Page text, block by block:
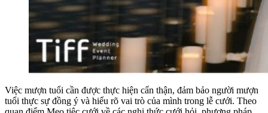
Việc mượn tuổi cần được thực hiện cẩn thận, đảm bảo người mượn
tuổi thực sự đồng ý và hiểu rõ vai trò của mình trong lễ cưới. Theo